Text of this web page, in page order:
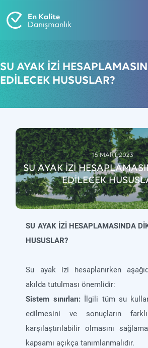
SU AYAK İZİ
EDİLECEK HUSUSLAR?
15 MART 2023
SU AYAK İZİ
EDİLECEK
SU AYAK İZİ HESAPLAMASINDA
HUSUSLAR?
Su ayak izi hesaplanırken
akılda tutulması önemlidir:
Sistem sınırları:İlgili tüm su
edilmesini ve sonuçların farklı
karşılaştırılabilir olmasını
kapsamı açıkça tanımlanmalıdır.